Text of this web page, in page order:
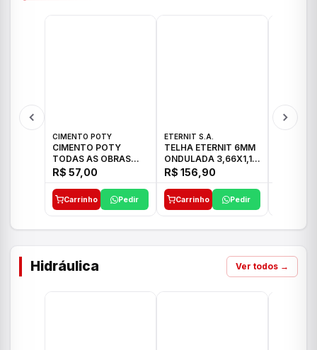
CIMENTO POTY
CIMENTO POTY
TODAS AS OBRAS
50KG CP-II F/32
R$ 57,00
Carrinho Pedir
ETERNIT S.A.
TELHA ETERNIT 6MM
ONDULADA 3,66X1,10
48,80KG
R$ 156,90
Carrinho Pedir
Hidráulica Ver todos →